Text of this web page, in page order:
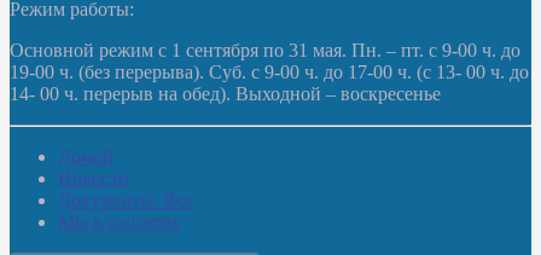
Режим работы:
Основной режим с 1 сентября по 31 мая. Пн. – пт. с 9-00 ч. до
19-00 ч. (без перерыва). Суб. с 9-00 ч. до 17-00 ч. (с 13- 00 ч. до
14- 00 ч. перерыв на обед). Выходной – воскресенье
Домой
Новости
Документы. Все
Мы в соцсетях